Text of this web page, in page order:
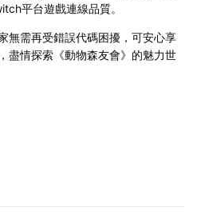
平台遊戲連線品質。
無需再受錯誤代碼困擾，可安心享
盡情探索《動物森友會》的魅力世